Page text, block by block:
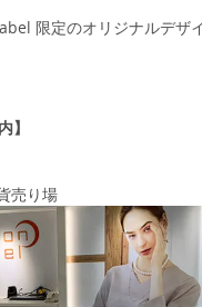
限定のオリジナルデザ
】
売り場